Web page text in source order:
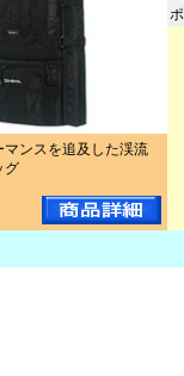
マンスを追及した渓流
グ